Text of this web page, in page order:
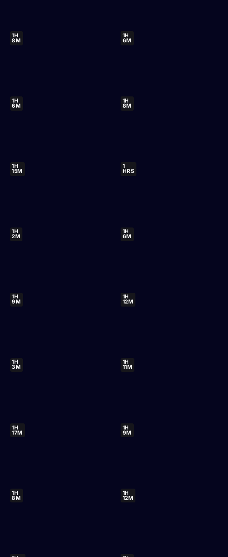
1H
8M
1H
6M
1H
6M
1H
8M
1H
15M
1
HRS
1H
2M
1H
6M
1H
9M
1H
12M
1H
3M
1H
11M
1H
17M
1H
9M
1H
8M
1H
12M